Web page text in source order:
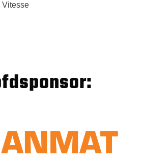
Vitesse